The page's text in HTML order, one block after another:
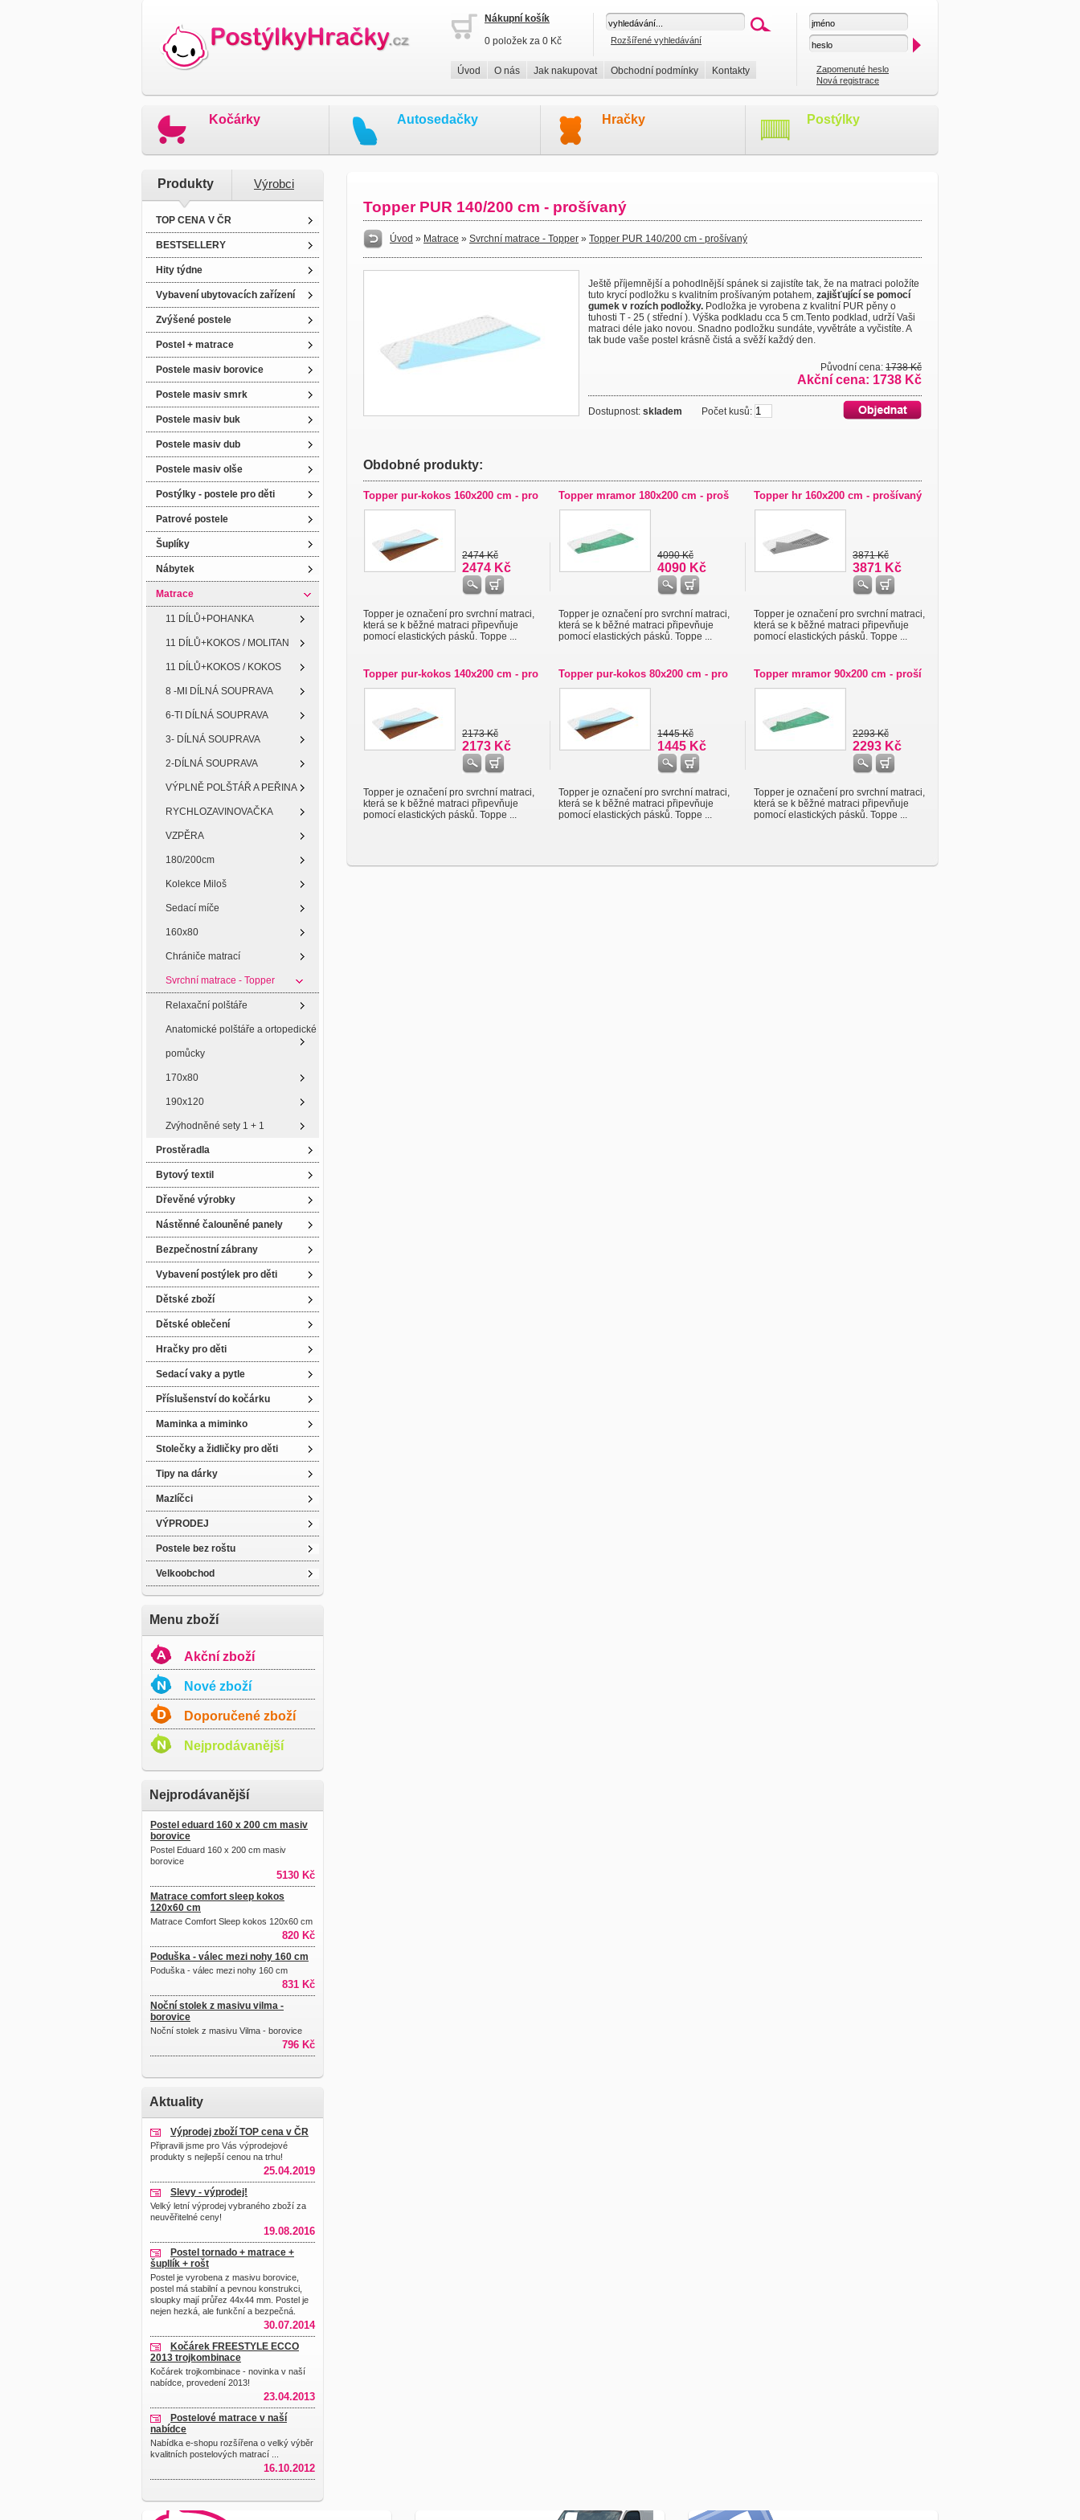
Nákupní košík
0 položek za 0 Kč
Rozšířené vyhledávání
Úvod O nás Jak nakupovat Obchodní podmínky Kontakty
Zapomenuté heslo
Nová registrace
Kočárky Autosedačky Hračky Postýlky
Produkty Výrobci
TOP CENA V ČR
BESTSELLERY
Hity týdne
Vybavení ubytovacích zařízení
Zvýšené postele
Postel + matrace
Postele masiv borovice
Postele masiv smrk
Postele masiv buk
Postele masiv dub
Postele masiv olše
Postýlky - postele pro děti
Patrové postele
Šuplíky
Nábytek
Matrace
11 DÍLŮ+POHANKA
11 DÍLŮ+KOKOS / MOLITAN
11 DÍLŮ+KOKOS / KOKOS
8 -MI DÍLNÁ SOUPRAVA
6-TI DÍLNÁ SOUPRAVA
3- DÍLNÁ SOUPRAVA
2-DÍLNÁ SOUPRAVA
VÝPLNĚ POLŠTÁŘ A PEŘINA
RYCHLOZAVINOVAČKA
VZPĚRA
180/200cm
Kolekce Miloš
Sedací míče
160x80
Chrániče matrací
Svrchní matrace - Topper
Relaxační polštáře
Anatomické polštáře a ortopedické
pomůcky
170x80
190x120
Zvýhodněné sety 1 + 1
Prostěradla
Bytový textil
Dřevěné výrobky
Nástěnné čalouněné panely
Bezpečnostní zábrany
Vybavení postýlek pro děti
Dětské zboží
Dětské oblečení
Hračky pro děti
Sedací vaky a pytle
Příslušenství do kočárku
Maminka a miminko
Stolečky a židličky pro děti
Tipy na dárky
Mazlíčci
VÝPRODEJ
Postele bez roštu
Velkoobchod
Menu zboží
Akční zboží
Nové zboží
Doporučené zboží
Nejprodávanější
Nejprodávanější
Postel eduard 160 x 200 cm masiv
borovice
Postel Eduard 160 x 200 cm masiv
borovice
5130 Kč
Matrace comfort sleep kokos
120x60 cm
Matrace Comfort Sleep kokos 120x60 cm
820 Kč
Poduška - válec mezi nohy 160 cm
Poduška - válec mezi nohy 160 cm
831 Kč
Noční stolek z masivu vilma -
borovice
Noční stolek z masivu Vilma - borovice
796 Kč
Aktuality
Výprodej zboží TOP cena v ČR
Připravili jsme pro Vás výprodejové
produkty s nejlepší cenou na trhu!
25.04.2019
Slevy - výprodej!
Velký letní výprodej vybraného zboží za
neuvěřitelné ceny!
19.08.2016
Postel tornado + matrace +
šupllík + rošt
Postel je vyrobena z masivu borovice,
postel má stabilní a pevnou konstrukci,
sloupky mají průřez 44x44 mm. Postel je
nejen hezká, ale funkční a bezpečná.
30.07.2014
Kočárek FREESTYLE ECCO
2013 trojkombinace
Kočárek trojkombinace - novinka v naší
nabídce, provedení 2013!
23.04.2013
Postelové matrace v naší
nabídce
Nabídka e-shopu rozšířena o velký výběr
kvalitních postelových matrací ...
16.10.2012
Topper PUR 140/200 cm - prošívaný
Úvod » Matrace » Svrchní matrace - Topper » Topper PUR 140/200 cm - prošívaný
Ještě příjemnější a pohodlnější spánek si zajistíte tak, že na matraci položíte
tuto krycí podložku s kvalitním prošívaným potahem, zajišťující se pomocí
gumek v rozích podložky. Podložka je vyrobena z kvalitní PUR pěny o
tuhosti T - 25 ( střední ). Výška podkladu cca 5 cm.Tento podklad, udrží Vaši
matraci déle jako novou. Snadno podložku sundáte, vyvětráte a vyčistíte. A
tak bude vaše postel krásně čistá a svěží každý den.
Původní cena: 1738 Kč
Akční cena: 1738 Kč
Dostupnost: skladem Počet kusů:
Obdobné produkty:
Topper pur-kokos 160x200 cm - pro
2474 Kč
2474 Kč
Topper je označení pro svrchní matraci,
která se k běžné matraci připevňuje
pomocí elastických pásků. Toppe ...
Topper mramor 180x200 cm - proš
4090 Kč
4090 Kč
Topper je označení pro svrchní matraci,
která se k běžné matraci připevňuje
pomocí elastických pásků. Toppe ...
Topper hr 160x200 cm - prošívaný
3871 Kč
3871 Kč
Topper je označení pro svrchní matraci,
která se k běžné matraci připevňuje
pomocí elastických pásků. Toppe ...
Topper pur-kokos 140x200 cm - pro
2173 Kč
2173 Kč
Topper je označení pro svrchní matraci,
která se k běžné matraci připevňuje
pomocí elastických pásků. Toppe ...
Topper pur-kokos 80x200 cm - pro
1445 Kč
1445 Kč
Topper je označení pro svrchní matraci,
která se k běžné matraci připevňuje
pomocí elastických pásků. Toppe ...
Topper mramor 90x200 cm - proší
2293 Kč
2293 Kč
Topper je označení pro svrchní matraci,
která se k běžné matraci připevňuje
pomocí elastických pásků. Toppe ...